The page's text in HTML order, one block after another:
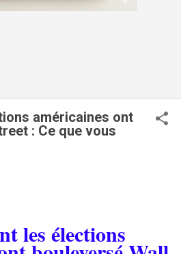
américaines ont
: Ce que vous
les élections